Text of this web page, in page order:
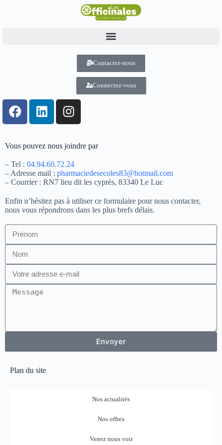
Contactez-nous
Connectez-vous
Vous pouvez nous joindre par
– Tel : 04.94.60.72.24
– Adresse mail : pharmaciedesecoles83@hotmail.com
– Courrier : RN7 lieu dit les cyprès, 83340 Le Luc
Enfin n’hésitez pas à utiliser ce formulaire pour nous contacter,
nous vous répondrons dans les plus brefs délais.
Envoyer
Plan du site
Nos actualités
Nos offres
Venez nous voir